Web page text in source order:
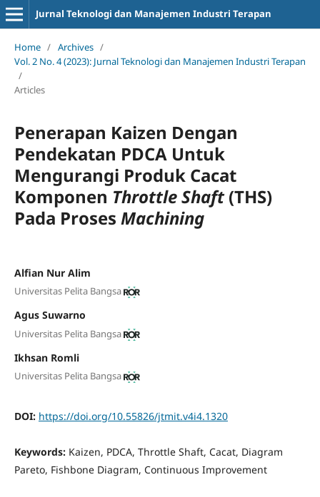
Jurnal Teknologi dan Manajemen Industri Terapan
Home / Archives /
Vol. 2 No. 4 (2023): Jurnal Teknologi dan Manajemen Industri Terapan
/
Articles
Penerapan Kaizen Dengan
Pendekatan PDCA Untuk
Mengurangi Produk Cacat
Komponen Throttle Shaft(THS)
Pada Proses Machining
Alfian Nur Alim
Universitas Pelita Bangsa
Agus Suwarno
Universitas Pelita Bangsa
Ikhsan Romli
Universitas Pelita Bangsa
DOI: https://doi.org/10.55826/jtmit.v4i4.1320
Keywords: Kaizen, PDCA, Throttle Shaft, Cacat, Diagram
Pareto, Fishbone Diagram, Continuous Improvement